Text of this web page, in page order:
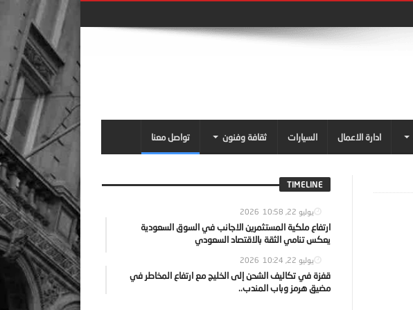
ادارة الاعمال السيارات ثقافة وفنون تواصل معنا
TIMELINE
يوليو 22, 2026 10:58
ارتفاع ملكية المستثمرين الاجانب في السوق السعودية
يعكس تنامي الثقة بالاقتصاد السعودي
يوليو 22, 2026 10:24
قفزة في تكاليف الشحن إلى الخليج مع ارتفاع المخاطر في
مضيق هرمز وباب المندب..